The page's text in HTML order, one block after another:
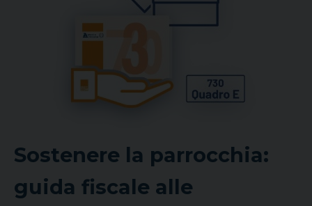
Sostenere la parrocchia:
guida fiscale alle